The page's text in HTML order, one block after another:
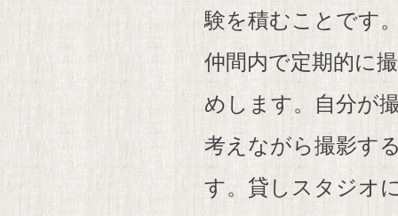
験を積むことです
仲間内で定期的に
めします。自分が
考えながら撮影す
す。貸しスタジオ